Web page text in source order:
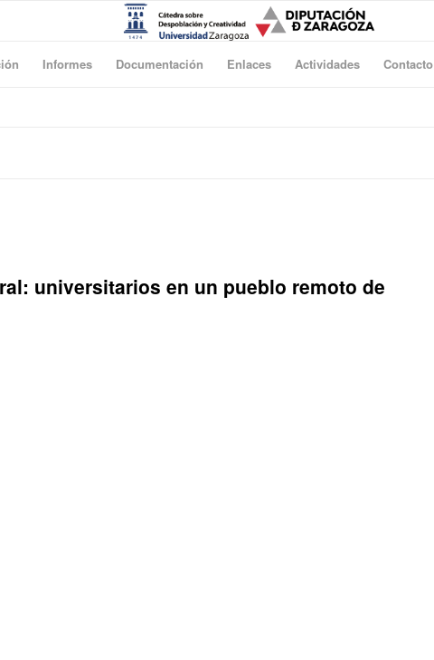
Informes Documentación Enlaces Actividades Contacto
universitarios en un pueblo remoto de